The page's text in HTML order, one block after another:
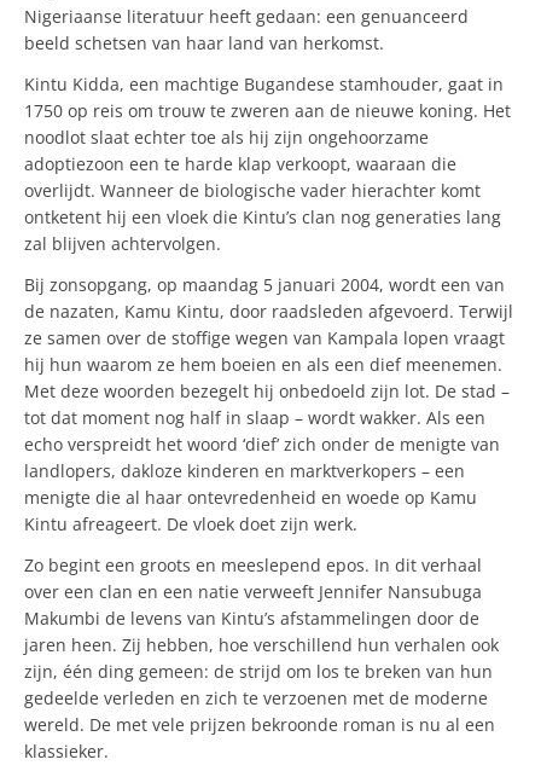
Nigeriaanse literatuur heeft gedaan: een genuanceerd
beeld schetsen van haar land van herkomst.
Kintu Kidda, een machtige Bugandese stamhouder, gaat in
1750 op reis om trouw te zweren aan de nieuwe koning. Het
noodlot slaat echter toe als hij zijn ongehoorzame
adoptiezoon een te harde klap verkoopt, waaraan die
overlijdt. Wanneer de biologische vader hierachter komt
ontketent hij een vloek die Kintu’s clan nog generaties lang
zal blijven achtervolgen.
Bij zonsopgang, op maandag 5 januari 2004, wordt een van
de nazaten, Kamu Kintu, door raadsleden afgevoerd. Terwijl
ze samen over de stoffige wegen van Kampala lopen vraagt
hij hun waarom ze hem boeien en als een dief meenemen.
Met deze woorden bezegelt hij onbedoeld zijn lot. De stad –
tot dat moment nog half in slaap – wordt wakker. Als een
echo verspreidt het woord ‘dief’ zich onder de menigte van
landlopers, dakloze kinderen en marktverkopers – een
menigte die al haar ontevredenheid en woede op Kamu
Kintu afreageert. De vloek doet zijn werk.
Zo begint een groots en meeslepend epos. In dit verhaal
over een clan en een natie verweeft Jennifer Nansubuga
Makumbi de levens van Kintu’s afstammelingen door de
jaren heen. Zij hebben, hoe verschillend hun verhalen ook
zijn, één ding gemeen: de strijd om los te breken van hun
gedeelde verleden en zich te verzoenen met de moderne
wereld. De met vele prijzen bekroonde roman is nu al een
klassieker.